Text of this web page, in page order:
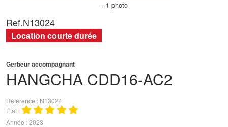
+ 1 photo
HANGCHA CDD16-AC2
Gerbeur accompagnant
Référence
N13024
État
Année 2023
Ref.N13024
Location courte durée